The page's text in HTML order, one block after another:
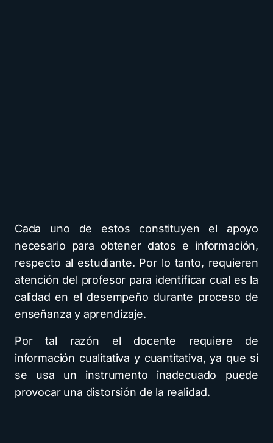
Cada uno de estos constituyen el apoyo
necesario para obtener datos e información,
respecto al estudiante. Por lo tanto, requieren
atención del profesor para identificar cual es la
calidad en el desempeño durante proceso de
enseñanza y aprendizaje.
Por tal razón el docente requiere de
información cualitativa y cuantitativa, ya que si
se usa un instrumento inadecuado puede
provocar una distorsión de la realidad.